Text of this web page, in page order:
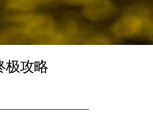
极攻略